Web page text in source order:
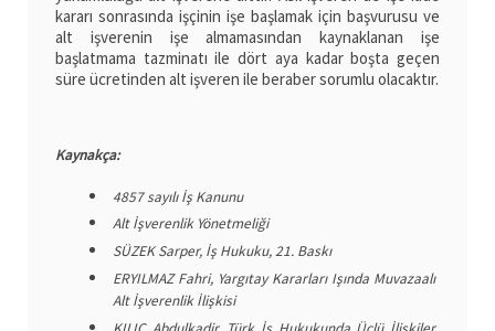
kararı sonrasında işçinin işe başlamak için başvurusu ve
alt işverenin işe almamasından kaynaklanan işe
başlatmama tazminatı ile dört aya kadar boşta geçen
süre ücretinden alt işveren ile beraber sorumlu olacaktır.
Kaynakça:
4857 sayılı İş Kanunu
Alt İşverenlik Yönetmeliği
SÜZEK Sarper, İş Hukuku, 21. Baskı
ERYILMAZ Fahri, Yargıtay Kararları Işında Muvazaalı
Alt İşverenlik İlişkisi